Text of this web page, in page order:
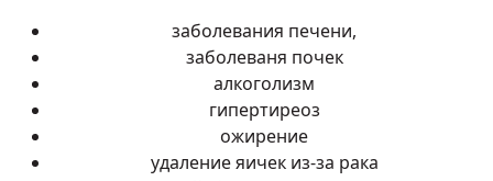
заболевания печени,
заболеваня почек
алкоголизм
гипертиреоз
ожирение
удаление яичек из-за рака